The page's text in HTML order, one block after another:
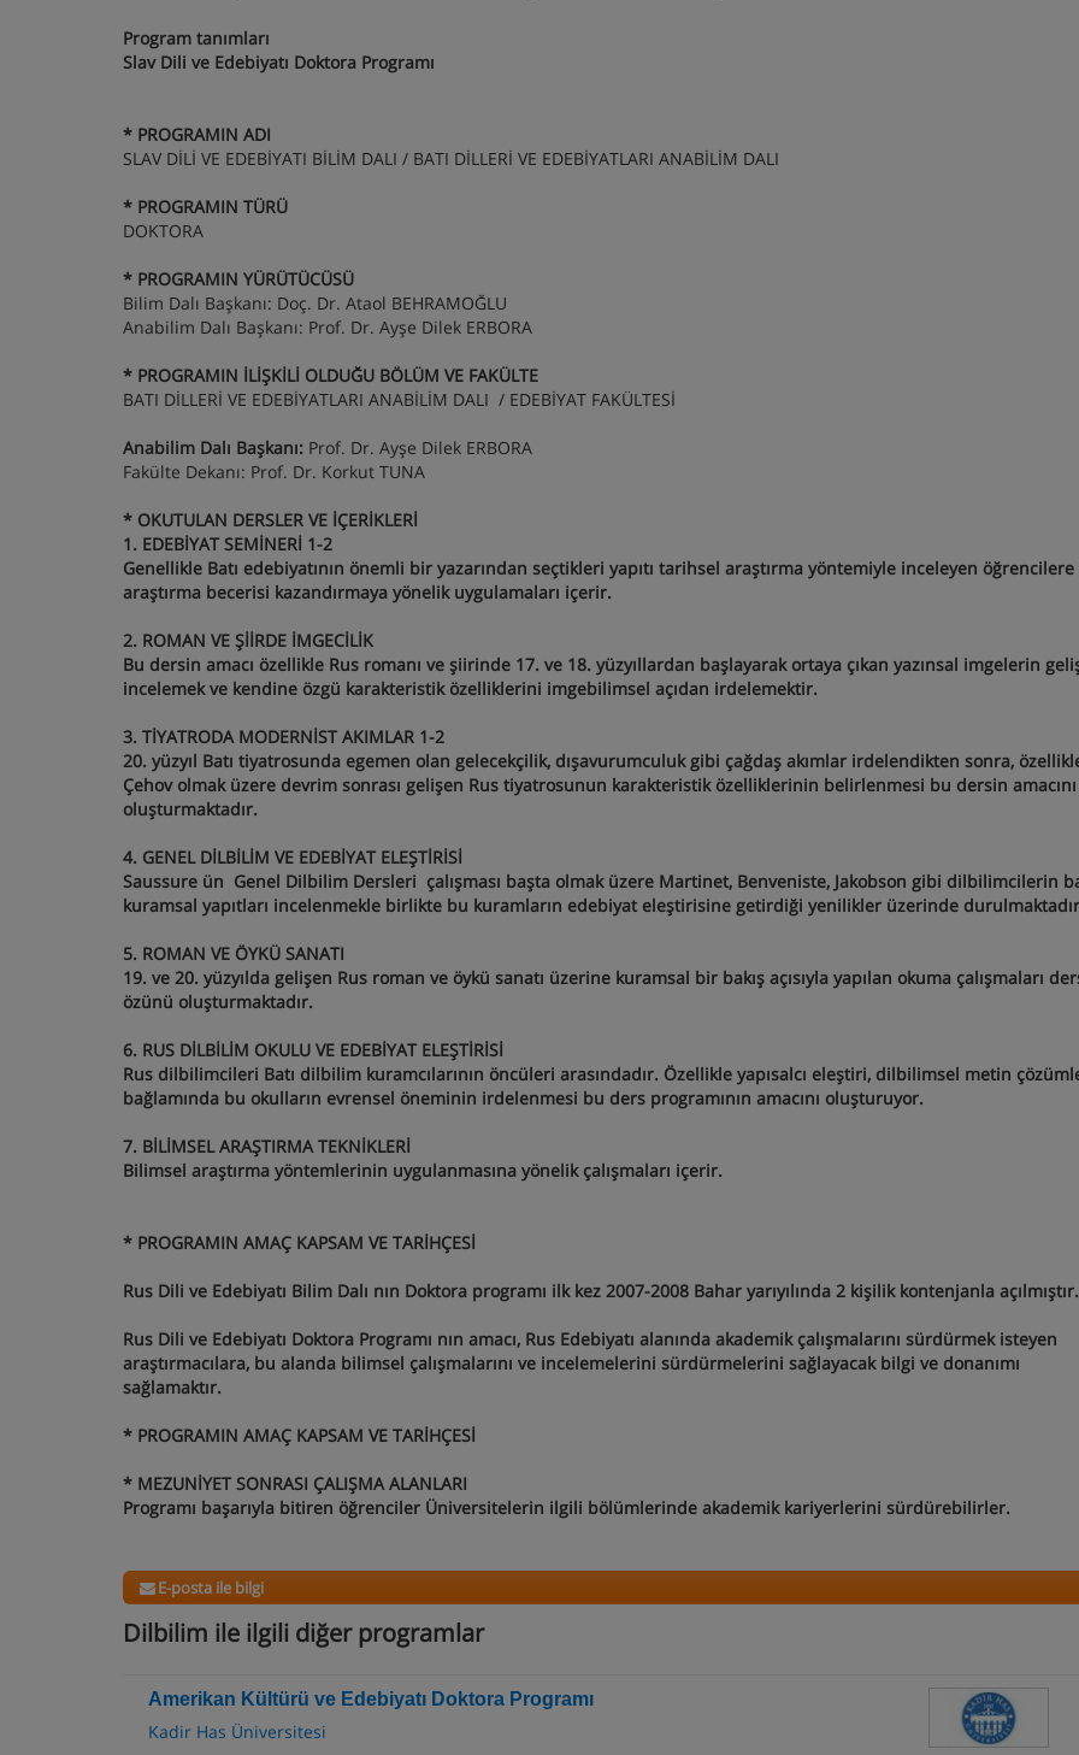
Program tanımları
Slav Dili ve Edebiyatı Doktora Programı
* PROGRAMIN ADI
SLAV DİLİ VE EDEBİYATI BİLİM DALI / BATI DİLLERİ VE EDEBİYATLARI ANABİLİM DALI
* PROGRAMIN TÜRÜ
DOKTORA
* PROGRAMIN YÜRÜTÜCÜSÜ
Bilim Dalı Başkanı: Doç. Dr. Ataol BEHRAMOĞLU
Anabilim Dalı Başkanı: Prof. Dr. Ayşe Dilek ERBORA
* PROGRAMIN İLİŞKİLİ OLDUĞU BÖLÜM VE FAKÜLTE
BATI DİLLERİ VE EDEBİYATLARI ANABİLİM DALI / EDEBİYAT FAKÜLTESİ
Anabilim Dalı Başkanı: Prof. Dr. Ayşe Dilek ERBORA
Fakülte Dekanı: Prof. Dr. Korkut TUNA
* OKUTULAN DERSLER VE İÇERİKLERİ
1. EDEBİYAT SEMİNERİ 1-2
Genellikle Batı edebiyatının önemli bir yazarından seçtikleri yapıtı tarihsel araştırma yöntemiyle inceleyen öğrencilere
araştırma becerisi kazandırmaya yönelik uygulamaları içerir.
2. ROMAN VE ŞİİRDE İMGECİLİK
Bu dersin amacı özellikle Rus romanı ve şiirinde 17. ve 18. yüzyıllardan başlayarak ortaya çıkan yazınsal imgelerin
incelemek ve kendine özgü karakteristik özelliklerini imgebilimsel açıdan irdelemektir.
3. TİYATRODA MODERNİST AKIMLAR 1-2
20. yüzyıl Batı tiyatrosunda egemen olan gelecekçilik, dışavurumculuk gibi çağdaş akımlar irdelendikten sonra,
Çehov olmak üzere devrim sonrası gelişen Rus tiyatrosunun karakteristik özelliklerinin belirlenmesi bu dersin amacını
oluşturmaktadır.
4. GENEL DİLBİLİM VE EDEBİYAT ELEŞTİRİSİ
Saussure ün Genel Dilbilim Dersleri çalışması başta olmak üzere Martinet, Benveniste, Jakobson gibi dilbilimcilerin
kuramsal yapıtları incelenmekle birlikte bu kuramların edebiyat eleştirisine getirdiği yenilikler üzerinde
5. ROMAN VE ÖYKÜ SANATI
19. ve 20. yüzyılda gelişen Rus roman ve öykü sanatı üzerine kuramsal bir bakış açısıyla yapılan okuma çalışmaları
özünü oluşturmaktadır.
6. RUS DİLBİLİM OKULU VE EDEBİYAT ELEŞTİRİSİ
Rus dilbilimcileri Batı dilbilim kuramcılarının öncüleri arasındadır. Özellikle yapısalcı eleştiri, dilbilimsel metin
bağlamında bu okulların evrensel öneminin irdelenmesi bu ders programının amacını oluşturuyor.
7. BİLİMSEL ARAŞTIRMA TEKNİKLERİ
Bilimsel araştırma yöntemlerinin uygulanmasına yönelik çalışmaları içerir.
* PROGRAMIN AMAÇ KAPSAM VE TARİHÇESİ
Rus Dili ve Edebiyatı Bilim Dalı nın Doktora programı ilk kez 2007-2008 Bahar yarıyılında 2 kişilik kontenjanla açılmıştır.
Rus Dili ve Edebiyatı Doktora Programı nın amacı, Rus Edebiyatı alanında akademik çalışmalarını sürdürmek isteyen
araştırmacılara, bu alanda bilimsel çalışmalarını ve incelemelerini sürdürmelerini sağlayacak bilgi ve donanımı
sağlamaktır.
* PROGRAMIN AMAÇ KAPSAM VE TARİHÇESİ
* MEZUNİYET SONRASI ÇALIŞMA ALANLARI
Programı başarıyla bitiren öğrenciler Üniversitelerin ilgili bölümlerinde akademik kariyerlerini sürdürebilirler.
E-posta ile bilgi
Dilbilim ile ilgili diğer programlar
Amerikan Kültürü ve Edebiyatı Doktora Programı
Kadir Has Üniversitesi